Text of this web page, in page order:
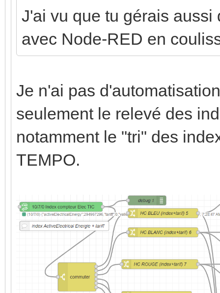
J'ai vu que tu gérais
avec Node-RED en
Je n'ai pas
seulement le relevé des
notamment le "tri" des
TEMPO.